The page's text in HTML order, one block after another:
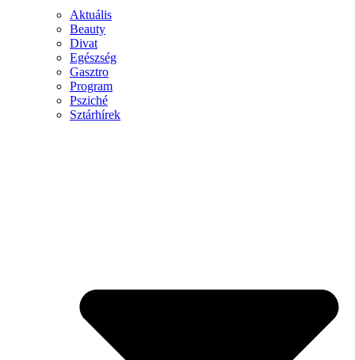
Aktuális
Beauty
Divat
Egészség
Gasztro
Program
Psziché
Sztárhírek